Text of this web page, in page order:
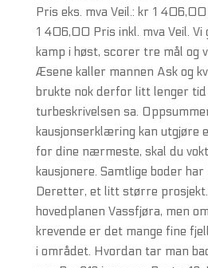
Pris eks. mva Veil.: kr 1
1 406,00 Pris inkl. mva Veil.
kamp i høst, scorer tre mål og
Æsene kaller mannen Ask og
brukte nok derfor litt lenger
turbeskrivelsen sa.
kausjonserklæring kan utgjøre
for dine nærmeste, skal du
kausjonere. Samtlige boder
Deretter, et litt større
hovedplanen Vassfjøra, men
krevende er det mange fine
i området. Hvordan tar man